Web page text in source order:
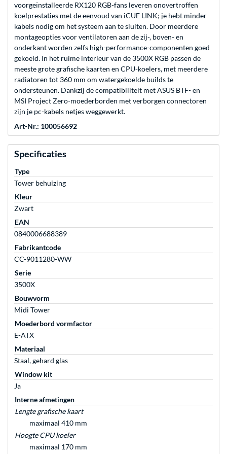
voorgeïnstalleerde RX120 RGB-fans leveren onovertroffen
koelprestaties met de eenvoud van iCUE LINK; je hebt minder
kabels nodig om het systeem aan te sluiten. Door meerdere
montageopties voor ventilatoren aan de zij-, boven- en
onderkant worden zelfs high-performance-componenten goed
gekoeld. In het ruime interieur van de 3500X RGB passen de
meeste grote grafische kaarten en CPU-koelers, met meerdere
radiatoren tot 360 mm om watergekoelde builds te
ondersteunen. Dankzij de compatibiliteit met ASUS BTF- en
MSI Project Zero-moederborden met verborgen connectoren
zijn je pc-kabels netjes weggewerkt.
Art-Nr.: 100056692
Specificaties
Type
Tower behuizing
Kleur
Zwart
EAN
0840006688389
Fabrikantcode
CC-9011280-WW
Serie
3500X
Bouwvorm
Midi Tower
Moederbord vormfactor
E-ATX
Materiaal
Staal, gehard glas
Window kit
Ja
Interne afmetingen
Lengte grafische kaart
maximaal 410 mm
Hoogte CPU koeler
maximaal 170 mm